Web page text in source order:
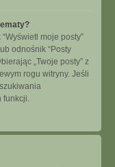
moje posty”
odnośnik “Posty
„Twoje posty” z
rogu witryny. Jeśli
funkcji.